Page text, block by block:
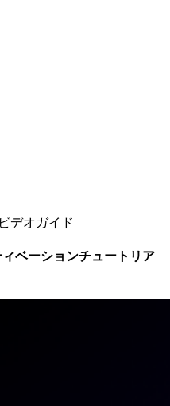
デオガイド
ベーションチュートリア